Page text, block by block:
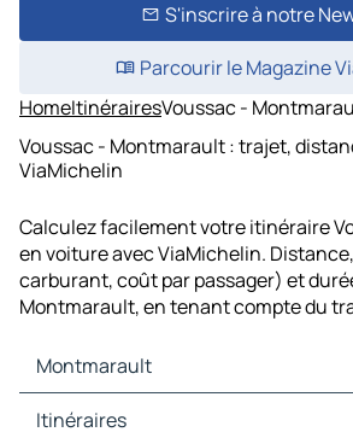
S'inscrire à notre
Parcourir le Magazine
HomeItinérairesVoussac -
Voussac - Montmarault : trajet,
ViaMichelin
Calculez facilement votre itinéraire
en voiture avec ViaMichelin.
carburant, coût par passager) et
Montmarault, en tenant compte du
Montmarault
Montmarault Cartes et plans
Itinéraires